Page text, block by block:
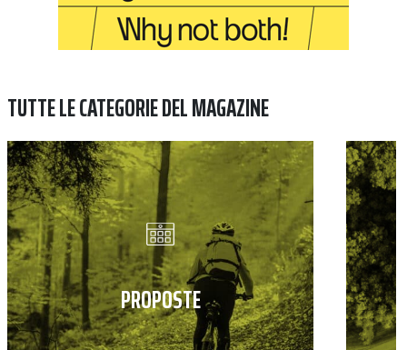
TUTTE LE CATEGORIE DEL MAGAZINE
PROPOSTE